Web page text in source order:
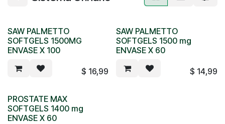
SAW PALMETTO
SOFTGELS 1500MG
ENVASE X 100
$ 16,99
SAW PALMETTO
SOFTGELS 1500 mg
ENVASE X 60
$ 14,99
PROSTATE MAX
SOFTGELS 1400 mg
ENVASE X 60